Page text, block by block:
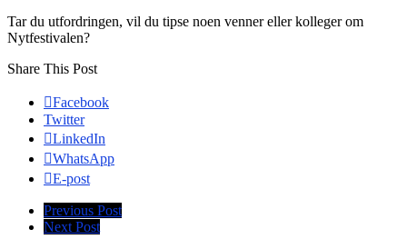
Tar du utfordringen, vil du tipse noen venner eller kolleger om
Nytfestivalen?
Share This Post
Facebook
Twitter
LinkedIn
WhatsApp
E-post
Previous Post
Next Post